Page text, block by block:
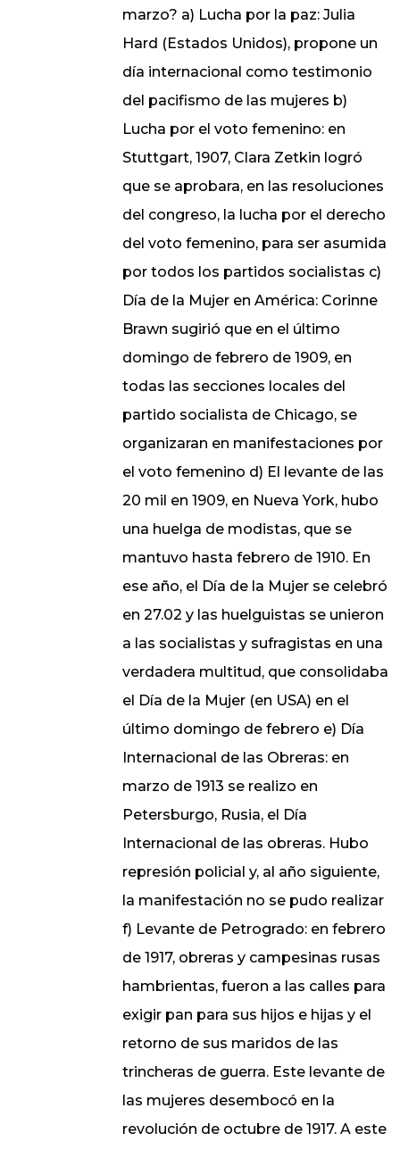
marzo? a) Lucha por la paz: Julia
Hard (Estados Unidos), propone un
día internacional como testimonio
del pacifismo de las mujeres b)
Lucha por el voto femenino: en
Stuttgart, 1907, Clara Zetkin logró
que se aprobara, en las resoluciones
del congreso, la lucha por el derecho
del voto femenino, para ser asumida
por todos los partidos socialistas c)
Día de la Mujer en América: Corinne
Brawn sugirió que en el último
domingo de febrero de 1909, en
todas las secciones locales del
partido socialista de Chicago, se
organizaran en manifestaciones por
el voto femenino d) El levante de las
20 mil en 1909, en Nueva York, hubo
una huelga de modistas, que se
mantuvo hasta febrero de 1910. En
ese año, el Día de la Mujer se celebró
en 27.02 y las huelguistas se unieron
a las socialistas y sufragistas en una
verdadera multitud, que consolidaba
el Día de la Mujer (en USA) en el
último domingo de febrero e) Día
Internacional de las Obreras: en
marzo de 1913 se realizo en
Petersburgo, Rusia, el Día
Internacional de las obreras. Hubo
represión policial y, al año siguiente,
la manifestación no se pudo realizar
f) Levante de Petrogrado: en febrero
de 1917, obreras y campesinas rusas
hambrientas, fueron a las calles para
exigir pan para sus hijos e hijas y el
retorno de sus maridos de las
trincheras de guerra. Este levante de
las mujeres desembocó en la
revolución de octubre de 1917. A este